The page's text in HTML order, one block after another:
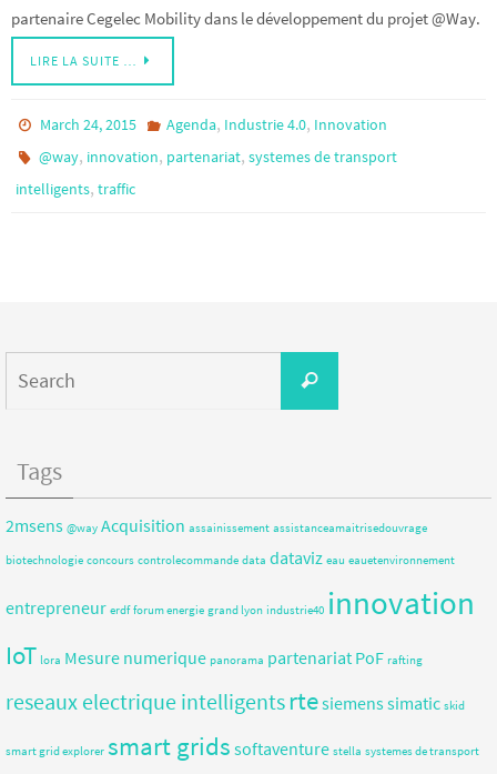
partenaire Cegelec Mobility dans le développement du projet @Way.
LIRE LA SUITE …
March 24, 2015 Agenda, Industrie 4.0, Innovation
@way, innovation, partenariat,systemes de transport
intelligents, traffic
Tags
2msens @way Acquisition assainissement assistanceamaitrisedouvrage
biotechnologie concours controlecommande data dataviz eau eauetenvironnement
entrepreneur erdf forum energie grand lyon industrie40 innovation
IoT lora Mesure numerique panorama partenariat PoF rafting
reseaux electrique intelligentsrtesiemenssimatic skid
smart grid explorer smart grids softaventure stella systemes de transport